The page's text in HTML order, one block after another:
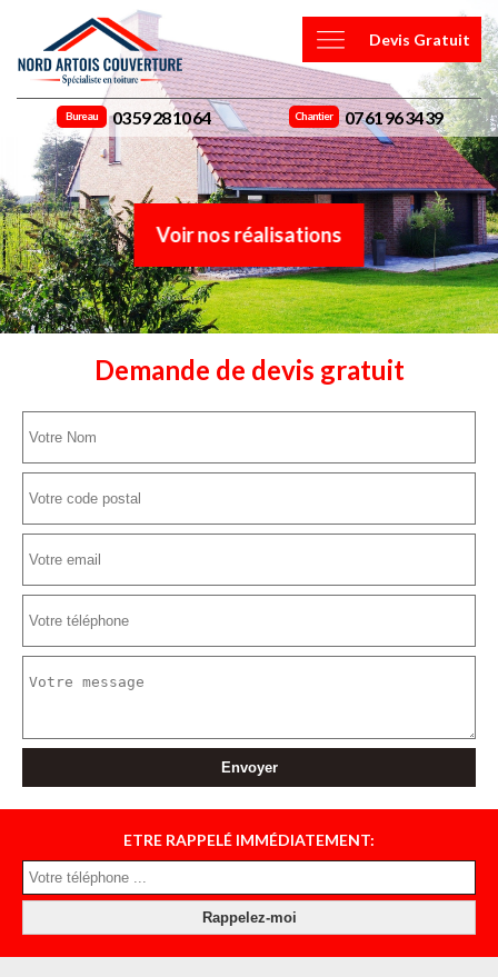
Devis Gratuit
Bureau 03 59 28 10 64 Chantier 07 61 96 34 39
Voir nos réalisations
Demande de devis gratuit
ETRE RAPPELÉ IMMÉDIATEMENT: